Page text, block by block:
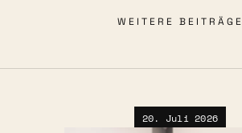
WEITERE BEITRÄGE
20. Juli 2026